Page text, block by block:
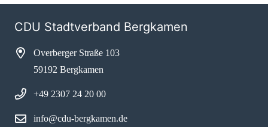
CDU Stadtverband Bergkamen
Overberger Straße 103
59192 Bergkamen
+49 2307 24 20 00
info@cdu-bergkamen.de